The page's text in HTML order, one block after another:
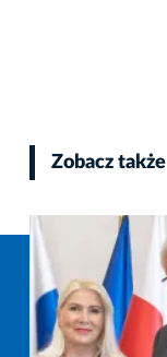
Zobacz także